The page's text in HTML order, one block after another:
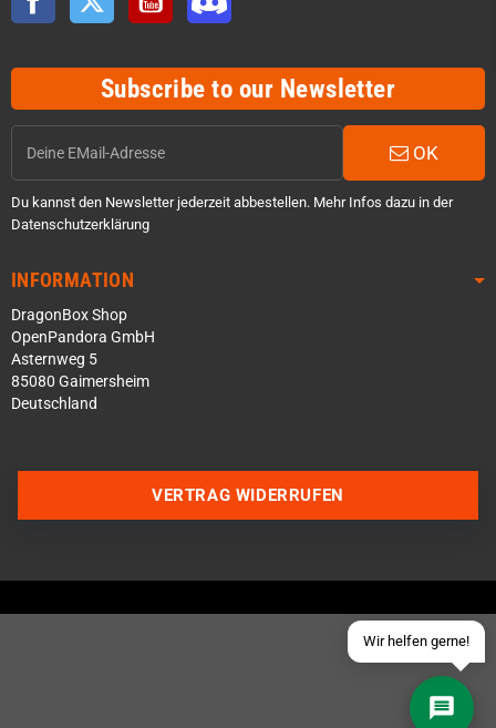
Subscribe to our Newsletter
OK
Du kannst den Newsletter jederzeit abbestellen. Mehr Infos dazu in der
Datenschutzerklärung
INFORMATION
DragonBox Shop
OpenPandora GmbH
Asternweg 5
85080 Gaimersheim
Deutschland
Wir helfen gerne!
Schick uns eine eMail
VERTRAG WIDERRUFEN